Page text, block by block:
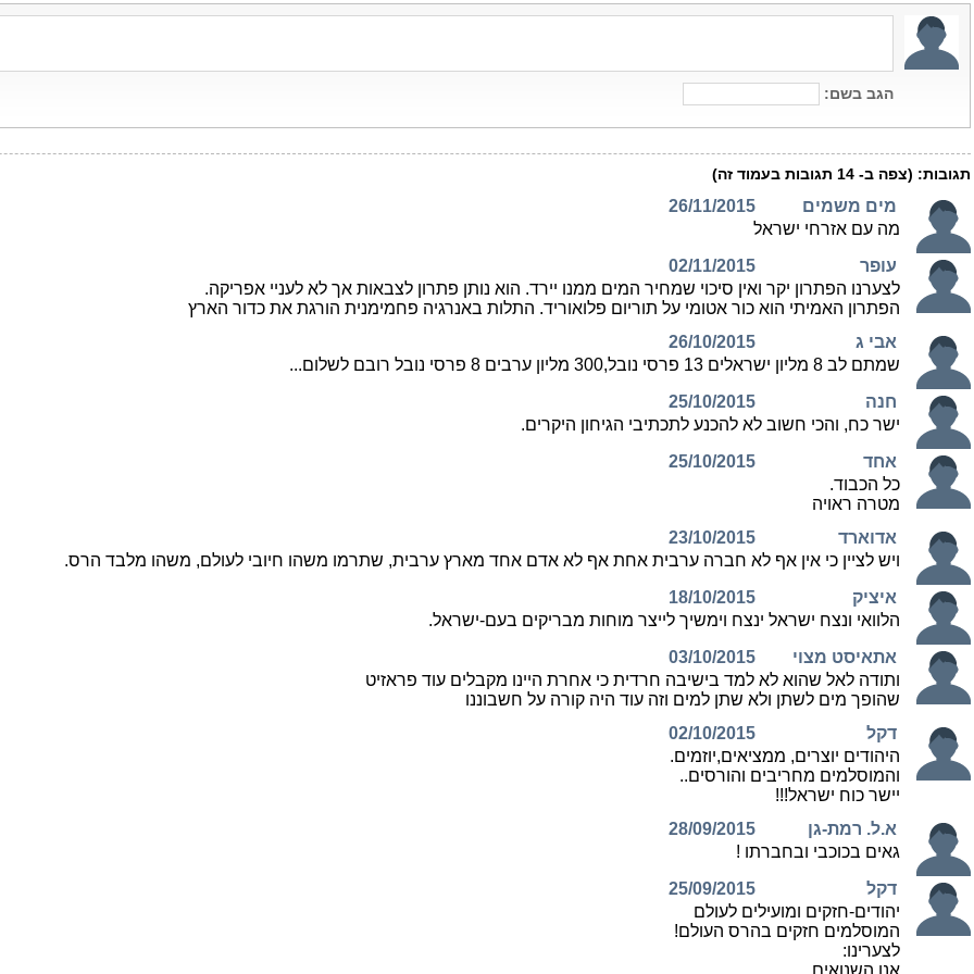
הגב בשם:
תגובות: (צפה ב- 14 תגובות בעמוד זה)
מים משמים
26/11/2015
מה עם אזרחי ישראל
עופר
02/11/2015
לצערנו הפתרון יקר ואין סיכוי שמחיר המים ממנו יירד. הוא נותן פתרון לצבאות אך לא לעניי אפריקה.
הפתרון האמיתי הוא כור אטומי על תוריום פלואוריד. התלות באנרגיה פחמימנית הורגת את כדור הארץ
אבי ג
26/10/2015
שמתם לב 8 מליון ישראלים 13 פרסי נובל,300 מליון ערבים 8 פרסי נובל רובם לשלום...
חנה
25/10/2015
ישר כח, והכי חשוב לא להכנע לתכתיבי הגיחון היקרים.
אחד
25/10/2015
כל הכבוד.
מטרה ראויה
אדוארד
23/10/2015
ויש לציין כי אין אף לא חברה ערבית אחת אף לא אדם אחד מארץ ערבית, שתרמו משהו חיובי לעולם, משהו מלבד הרס.
איציק
18/10/2015
הלוואי ונצח ישראל ינצח וימשיך לייצר מוחות מבריקים בעם-ישראל.
אתאיסט מצוי
03/10/2015
ותודה לאל שהוא לא למד בישיבה חרדית כי אחרת היינו מקבלים עוד פראזיט
שהופך מים לשתן ולא שתן למים וזה עוד היה קורה על חשבוננו
דקל
02/10/2015
היהודים יוצרים, ממציאים,יוזמים.
והמוסלמים מחריבים והורסים..
יישר כוח ישראל!!!
א.ל. רמת-גן
28/09/2015
גאים בכוכבי ובחברתו !
דקל
25/09/2015
יהודים-חזקים ומועילים לעולם
המוסלמים חזקים בהרס העולם!
לצערינו:
אנו השנואים...